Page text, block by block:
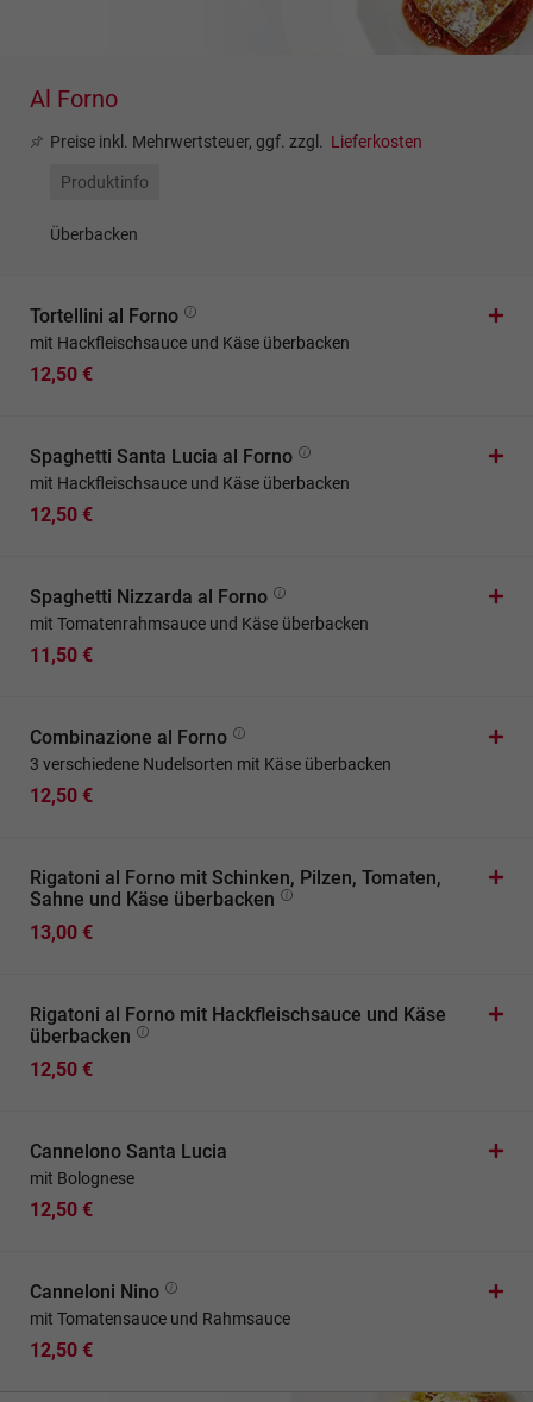
Al Forno
Preise inkl. Mehrwertsteuer, ggf. zzgl. Lieferkosten
Produktinfo
Überbacken
Tortellini al Forno
mit Hackfleischsauce und Käse überbacken
12,50 €
Spaghetti Santa Lucia al Forno
mit Hackfleischsauce und Käse überbacken
12,50 €
Spaghetti Nizzarda al Forno
mit Tomatenrahmsauce und Käse überbacken
11,50 €
Combinazione al Forno
3 verschiedene Nudelsorten mit Käse überbacken
12,50 €
Rigatoni al Forno mit Schinken, Pilzen, Tomaten,
Sahne und Käse überbacken
13,00 €
Rigatoni al Forno mit Hackfleischsauce und Käse
überbacken
12,50 €
Cannelono Santa Lucia
mit Bolognese
12,50 €
Canneloni Nino
mit Tomatensauce und Rahmsauce
12,50 €